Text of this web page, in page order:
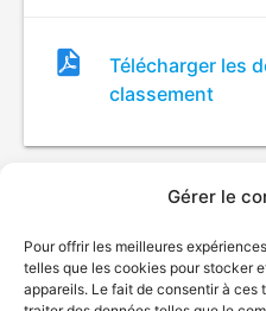
Gérer le
Pour offrir les meilleures
telles que les cookies pour stocker
appareils. Le fait de consentir à ces
Fichier
de
classement
Télécharger les
classement